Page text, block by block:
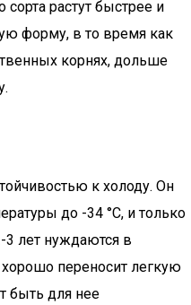
растут быстрее и
форму, в то время как
корнях, дольше
к холоду. Он
до -34 °С, и только
лет нуждаются в
переносит легкую
быть для нее